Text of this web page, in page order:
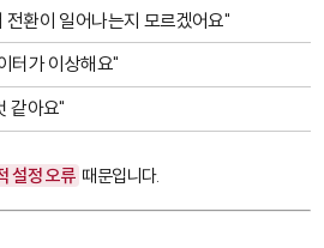
환이 일어나는지 모르겠어요"
터가 이상해요"
같아요"
설정 오류 때문입니다.